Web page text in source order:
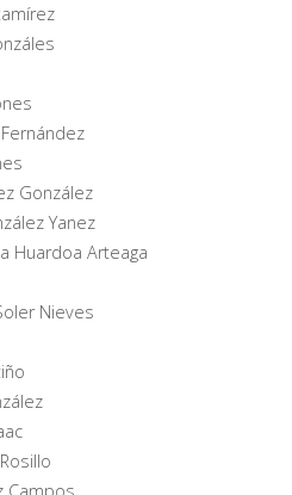
González
Yanez
Huardoa Arteaga
Nieves